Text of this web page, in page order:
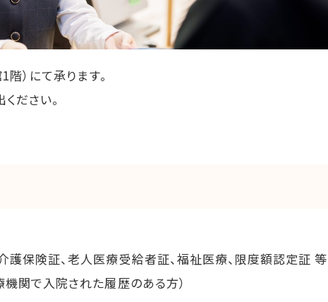
）にて承ります。
ださい。
護保険証、老人医療受給者証、福祉医療、限度額認定証 等
関で入院された履歴のある方）